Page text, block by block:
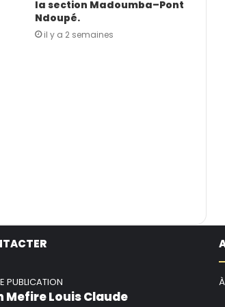
la section Madoumba–Pont
Ndoupé.
il y a 2 semaines
PUBLICATION
Mefire Louis Claude